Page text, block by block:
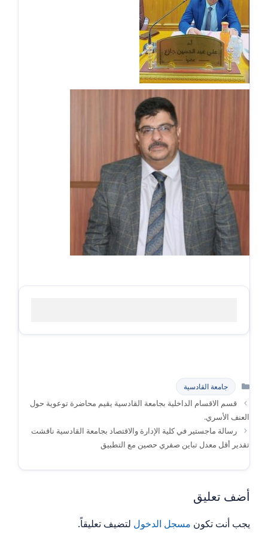
التصنيفات
جامعة القادسية
قسم الاقسام الداخلية بجامعة القادسية يقيم محاضرة توعوية حول
العنف الأسري.
رسالة ماجستير في كلية الإدارة والاقتصاد بجامعة القادسية ناقشت
تقدير أقل معدل تباين صفري حصين مع التطبيق
أضف تعليق
يجب أنت تكون مسجل الدخول لتضيف تعليقاً.